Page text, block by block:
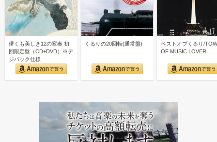
儚くも美しき12の変奏 初
回限定盤（CD+DVD）※デ
ジパック仕様
くるりの20回転(通常盤)
ベストオブくるり/
OF MUSIC LOVER